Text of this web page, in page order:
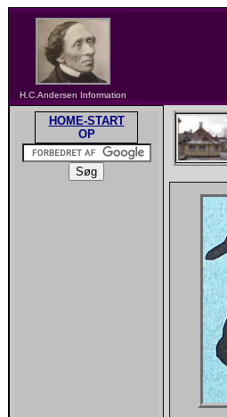
H.C.Andersen Information
HOME-START
OP